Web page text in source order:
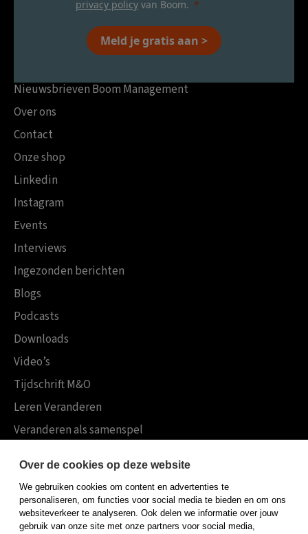
privacy policy van Boom.
Meld je gratis aan >
Nieuwsbrieven Boom Management
Over ons
Contact
Onze shop
Linkedin
Instagram
Events
Interviews
Ingezonden berichten
Blogs
Podcasts
Downloads
Video’s
Tijdschrift M&O
Leren Veranderen
Veranderen als samenspel
Koninklijke Boom uitgevers
Boom Psychologie
Boom Hoger Onderwijs
Over de cookies op deze website
We gebruiken cookies om content en advertenties te
personaliseren, om functies voor social media te bieden en om ons
websiteverkeer te analyseren. Ook delen we informatie over jouw
gebruik van onze site met onze partners voor social media,